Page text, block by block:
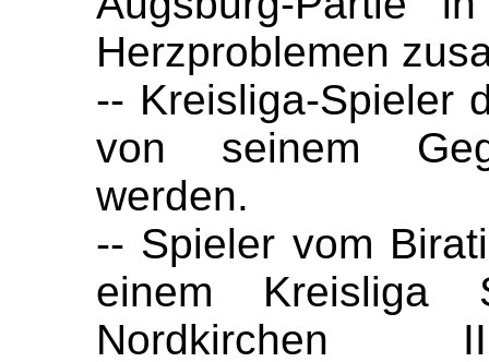
Herzproblemen
-- Kreisliga-Spieler
von seinem
werden.
-- Spieler vom
einem
Nordkirchen II